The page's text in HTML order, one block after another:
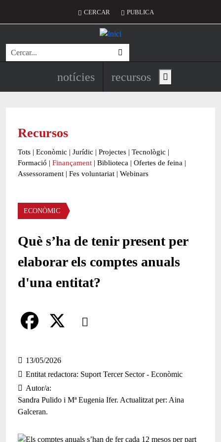
Menú del compte d'usuari
CERCAR PUBLICA
Cerca
Navegació principal de
notícies recursos Show main menu
Recursos
Tots | Econòmic | Jurídic | Projectes | Tecnològic |
Formació | Finançament | Biblioteca | Ofertes de feina |
Assessorament | Fes voluntariat | Webinars
Àmbit
ECONÒMIC
Què s’ha de tenir present per
elaborar els comptes anuals
d'una entitat?
Comparteix
a
c
b
13/05/2026
Entitat redactora Suport Tercer Sector - Econòmic
Autor/a
Sandra Pulido i Mª Eugenia Ifer. Actualitzat per: Aina
Galceran.